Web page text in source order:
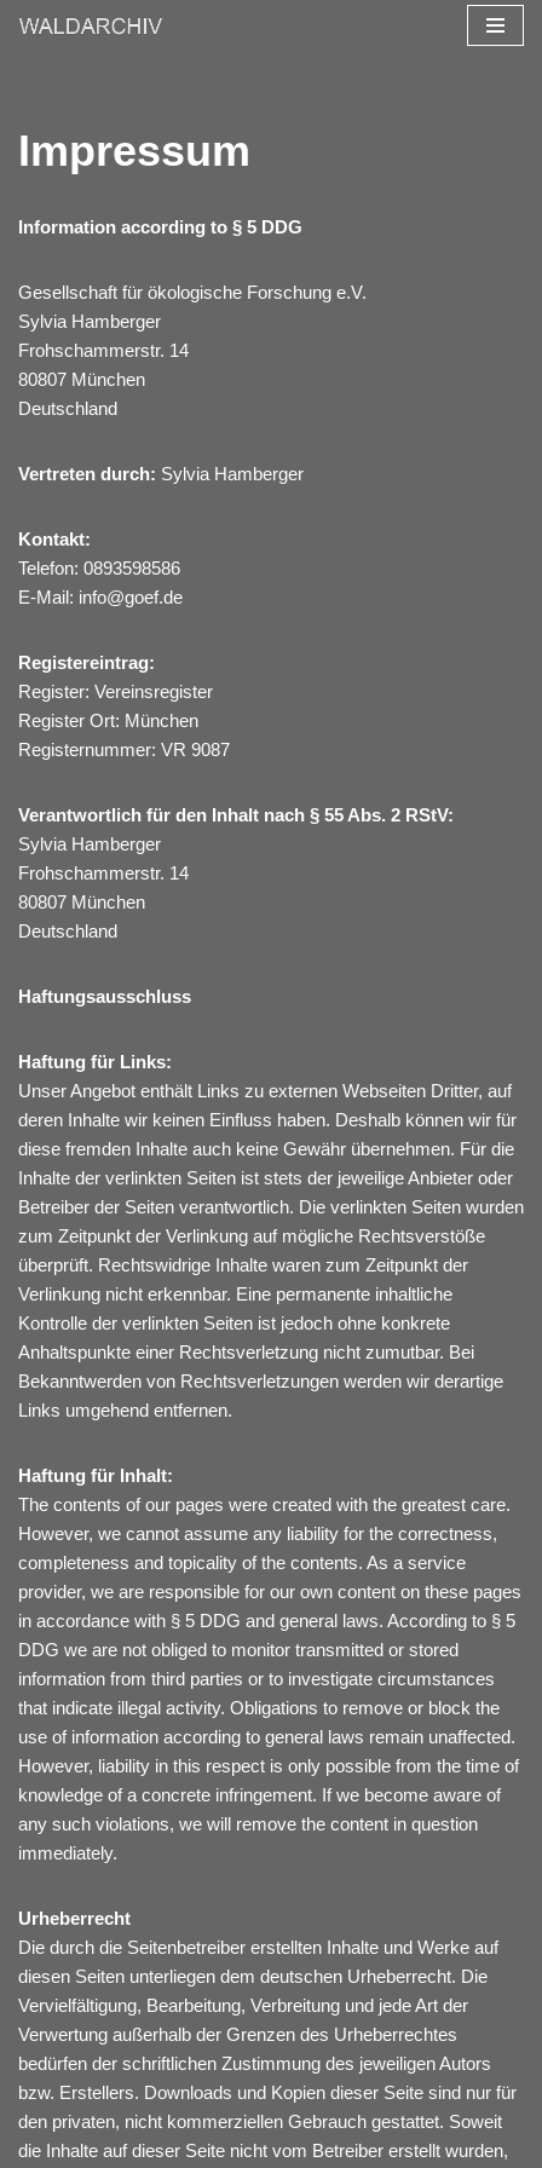
Impressum
Information according to § 5 DDG
Gesellschaft für ökologische Forschung e.V.
Sylvia Hamberger
Frohschammerstr. 14
80807 München
Deutschland
Vertreten durch: Sylvia Hamberger
Kontakt:
Telefon: 0893598586
E-Mail: info@goef.de
Registereintrag:
Register: Vereinsregister
Register Ort: München
Registernummer: VR 9087
Verantwortlich für den Inhalt nach § 55 Abs. 2 RStV:
Sylvia Hamberger
Frohschammerstr. 14
80807 München
Deutschland
Haftungsausschluss
Haftung für Links:
Unser Angebot enthält Links zu externen Webseiten Dritter, auf
deren Inhalte wir keinen Einfluss haben. Deshalb können wir für
diese fremden Inhalte auch keine Gewähr übernehmen. Für die
Inhalte der verlinkten Seiten ist stets der jeweilige Anbieter oder
Betreiber der Seiten verantwortlich. Die verlinkten Seiten wurden
zum Zeitpunkt der Verlinkung auf mögliche Rechtsverstöße
überprüft. Rechtswidrige Inhalte waren zum Zeitpunkt der
Verlinkung nicht erkennbar. Eine permanente inhaltliche
Kontrolle der verlinkten Seiten ist jedoch ohne konkrete
Anhaltspunkte einer Rechtsverletzung nicht zumutbar. Bei
Bekanntwerden von Rechtsverletzungen werden wir derartige
Links umgehend entfernen.
Haftung für Inhalt:
The contents of our pages were created with the greatest care.
However, we cannot assume any liability for the correctness,
completeness and topicality of the contents. As a service
provider, we are responsible for our own content on these pages
in accordance with § 5 DDG and general laws. According to § 5
DDG we are not obliged to monitor transmitted or stored
information from third parties or to investigate circumstances
that indicate illegal activity. Obligations to remove or block the
use of information according to general laws remain unaffected.
However, liability in this respect is only possible from the time of
knowledge of a concrete infringement. If we become aware of
any such violations, we will remove the content in question
immediately.
Urheberrecht
Die durch die Seitenbetreiber erstellten Inhalte und Werke auf
diesen Seiten unterliegen dem deutschen Urheberrecht. Die
Vervielfältigung, Bearbeitung, Verbreitung und jede Art der
Verwertung außerhalb der Grenzen des Urheberrechtes
bedürfen der schriftlichen Zustimmung des jeweiligen Autors
bzw. Erstellers. Downloads und Kopien dieser Seite sind nur für
den privaten, nicht kommerziellen Gebrauch gestattet. Soweit
die Inhalte auf dieser Seite nicht vom Betreiber erstellt wurden,